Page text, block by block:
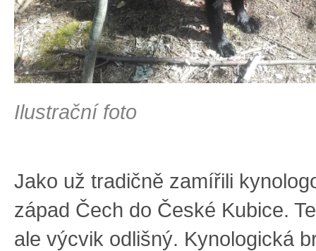
Ilustrační foto
Jako už tradičně zamířili
západ Čech do České Kubice.
ale výcvik odlišný. Kynologická